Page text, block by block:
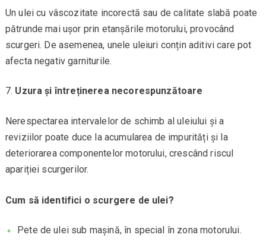
Un ulei cu vâscozitate incorectă sau de calitate slabă poate
pătrunde mai ușor prin etanșările motorului, provocând
scurgeri. De asemenea, unele uleiuri conțin aditivi care pot
afecta negativ garniturile.
Uzura și întreținerea necorespunzătoare
Nerespectarea intervalelor de schimb al uleiului și a
reviziilor poate duce la acumularea de impurități și la
deteriorarea componentelor motorului, crescând riscul
apariției scurgerilor.
Cum să identifici o scurgere de ulei?
Pete de ulei sub mașină, în special în zona motorului.